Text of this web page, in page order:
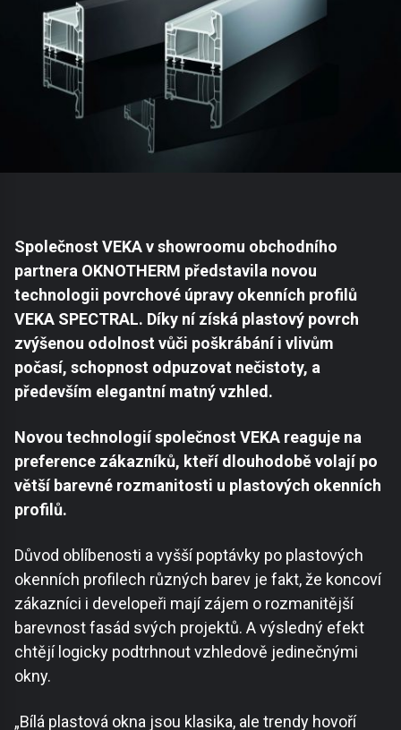
SpolečnostVEKA v showroomu obchodního
partnera OKNOTHERM představila novou
technologii povrchové úpravy okenních profilů
VEKA SPECTRAL. Díky ní získá plastový povrch
zvýšenou odolnost vůči poškrábání i vlivům
počasí, schopnost odpuzovat nečistoty, a
především elegantní matný vzhled.
Novou technologií společnost VEKA reaguje na
preference zákazníků, kteří dlouhodobě volají po
větší barevné rozmanitosti u plastových okenních
profilů.
Důvod oblíbenosti a vyšší poptávky po plastových
okenních profilech různých barev je fakt, že koncoví
zákazníci i developeři mají zájem o rozmanitější
barevnost fasád svých projektů. A výsledný efekt
chtějí logicky podtrhnout vzhledově jedinečnými
okny.
„Bílá plastová okna jsou klasika, ale trendy hovoří